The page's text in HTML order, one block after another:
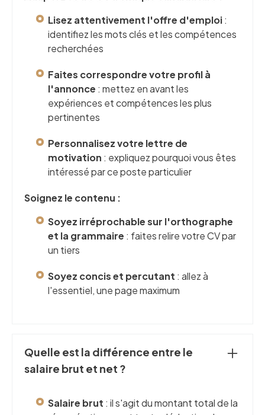
Lisez attentivement l'offre d'emploi:
identifiez les mots clés et les compétences
recherchées
Faites correspondre votre profil à
l'annonce : mettez en avant les
expériences et compétences les plus
pertinentes
Personnalisez votre lettre de
motivation : expliquez pourquoi vous êtes
intéressé par ce poste particulier
Soignez le contenu :
Soyez irréprochable sur l'orthographe
et la grammaire : faites relire votre CV par
un tiers
Soyez concis et percutant : allez à
l'essentiel, une page maximum
Quelle est la différence entre le
salaire brut et net ?
Salaire brut : il s'agit du montant total de la